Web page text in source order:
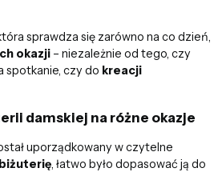
sprawdza się zarówno na co dzień,
okazji – niezależnie od tego, czy
spotkanie, czy do kreacji
damskiej na różne okazje
uporządkowany w czytelne
, łatwo było dopasować ją do